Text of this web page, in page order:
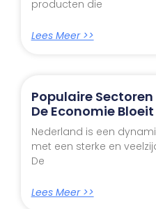
producten die
Lees Meer >>
Populaire
De Economie Bloeit
Nederland is een
met een sterke en
De
Lees Meer >>